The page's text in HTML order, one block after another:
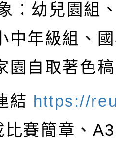
：幼兒園組
中年級組、
園自取著色
結 https://
比賽簡章、